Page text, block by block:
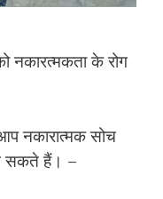
नकारत्मकता के रोग
नकारात्मक सोच
सकते हैं। –